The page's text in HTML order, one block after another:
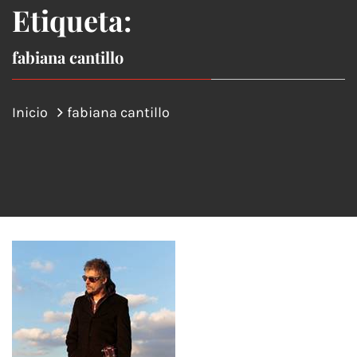
Etiqueta:
fabiana cantillo
Inicio fabiana cantillo